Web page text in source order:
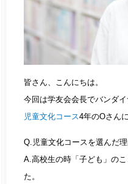
皆さん、こんにちは。
今回は学友会会長でバンダ
児童文化コース4年のOさん
Q.児童文化コースを選んだ理
A.高校生の時「子ども」の
た。